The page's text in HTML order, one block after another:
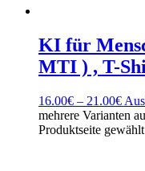
KI für
MTI ) , T-
16.00€ – 21.00€
mehrere Varianten
Produktseite